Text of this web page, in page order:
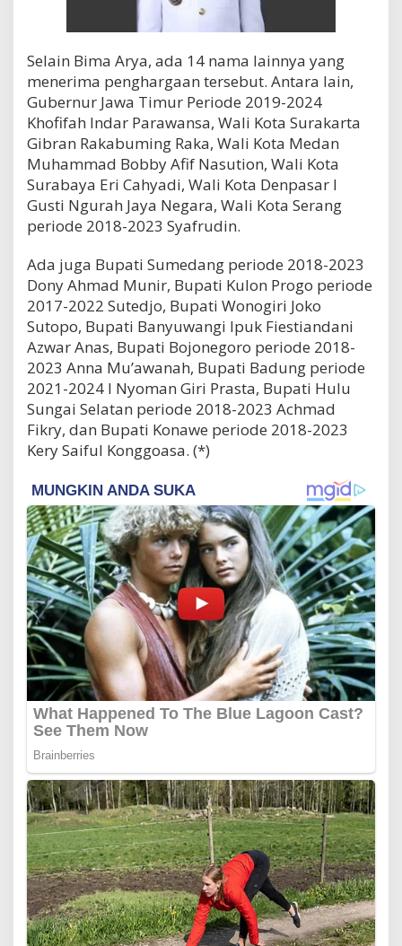
Selain Bima Arya, ada 14 nama lainnya yang
menerima penghargaan tersebut. Antara lain,
Gubernur Jawa Timur Periode 2019-2024
Khofifah Indar Parawansa, Wali Kota Surakarta
Gibran Rakabuming Raka, Wali Kota Medan
Muhammad Bobby Afif Nasution, Wali Kota
Surabaya Eri Cahyadi, Wali Kota Denpasar I
Gusti Ngurah Jaya Negara, Wali Kota Serang
periode 2018-2023 Syafrudin.
Ada juga Bupati Sumedang periode 2018-2023
Dony Ahmad Munir, Bupati Kulon Progo periode
2017-2022 Sutedjo, Bupati Wonogiri Joko
Sutopo, Bupati Banyuwangi Ipuk Fiestiandani
Azwar Anas, Bupati Bojonegoro periode 2018-
2023 Anna Mu’awanah, Bupati Badung periode
2021-2024 I Nyoman Giri Prasta, Bupati Hulu
Sungai Selatan periode 2018-2023 Achmad
Fikry, dan Bupati Konawe periode 2018-2023
Kery Saiful Konggoasa. (*)